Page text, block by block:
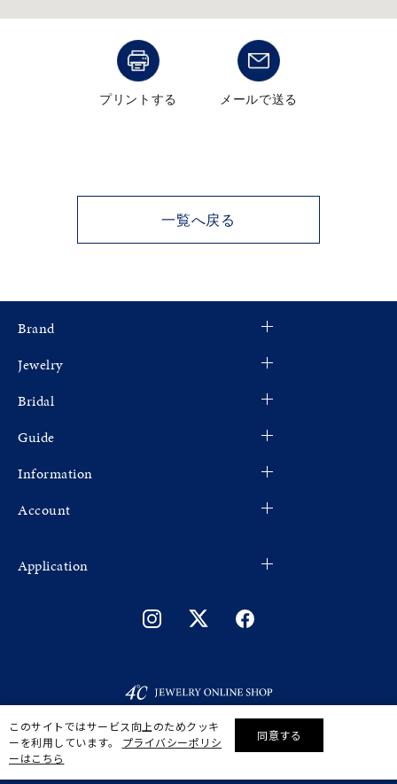
絞り込んで検索する
プリントする メールで送る
一覧へ戻る
Brand
Jewelry
Bridal
Guide
Information
Account
Application
このサイトではサービス向上のためクッキ
ーを利用しています。 プライバシーポリシ
ーはこちら
同意する